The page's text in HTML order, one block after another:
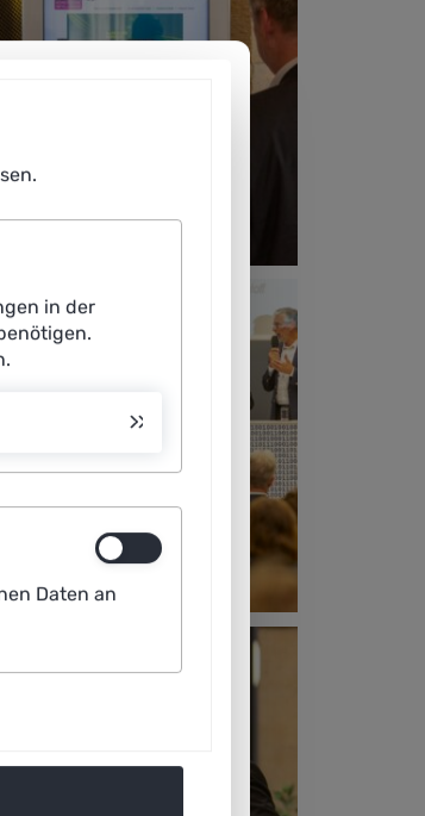
in der
Daten an